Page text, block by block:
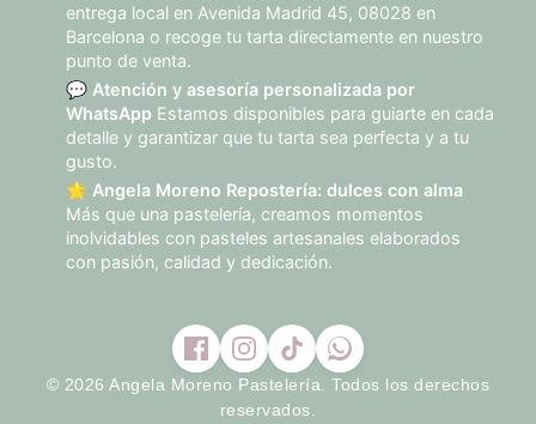
entrega local en Avenida Madrid 45, 08028 en
Barcelona o recoge tu tarta directamente en nuestro
punto de venta.
💬 Atención y asesoría personalizada por
WhatsApp Estamos disponibles para guiarte en cada
detalle y garantizar que tu tarta sea perfecta y a tu
gusto.
🌟 Angela Moreno Repostería: dulces con alma
Más que una pastelería, creamos momentos
inolvidables con pasteles artesanales elaborados
con pasión, calidad y dedicación.
© 2026 Angela Moreno Pastelería. Todos los derechos
reservados.